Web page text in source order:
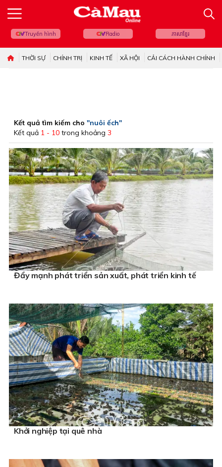
Truyền hình Radio ភាសាខ្មែរ
THỜI SỰ CHÍNH TRỊ KINH TẾ XÃ HỘI CẢI CÁCH HÀNH CHÍNH
Kết quả tìm kiếm cho "nuôi ếch"
Kết quả 1 - 10 trong khoảng 3
Đẩy mạnh phát triển sản xuất, phát triển kinh tế
Khởi nghiệp tại quê nhà